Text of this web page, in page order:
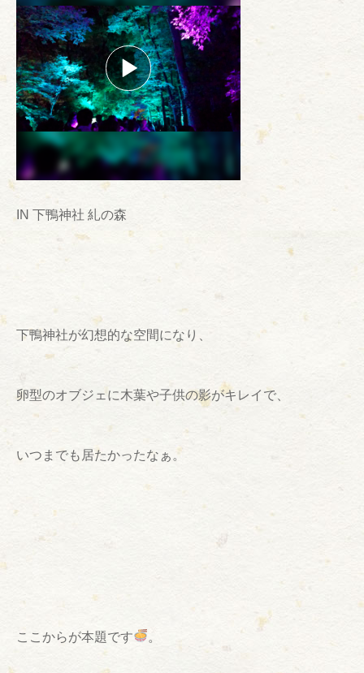
IN 下鴨神社 糺の森
下鴨神社が幻想的な空間になり、
卵型のオブジェに木葉や子供の影がキレイで、
いつまでも居たかったなぁ。
ここからが本題です 。